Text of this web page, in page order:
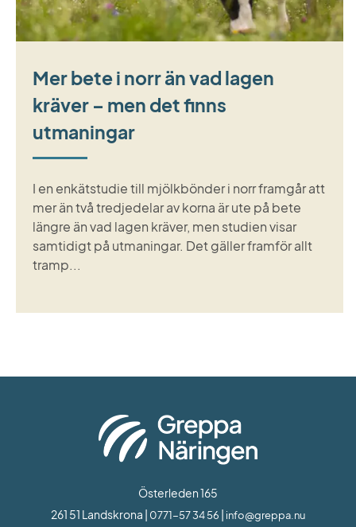
Mer bete i norr än vad lagen
kräver – men det finns
utmaningar
I en enkätstudie till mjölkbönder i norr framgår att
mer än två tredjedelar av korna är ute på bete
längre än vad lagen kräver, men studien visar
samtidigt på utmaningar. Det gäller framför allt
tramp...
Österleden 165
261 51 Landskrona | 0771-57 34 56 | info@greppa.nu